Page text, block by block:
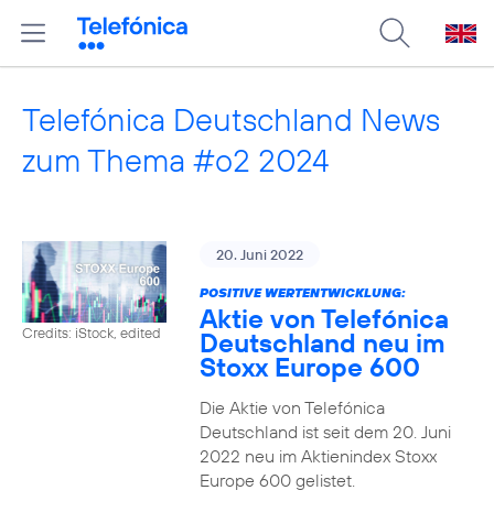
Telefónica Deutschland News
zum Thema #o2 2024
Credits: iStock, edited
20. Juni 2022
POSITIVE WERTENTWICKLUNG:
Aktie von Telefónica
Deutschland neu im
Stoxx Europe 600
Die Aktie von Telefónica
Deutschland ist seit dem 20. Juni
2022 neu im Aktienindex Stoxx
Europe 600 gelistet.